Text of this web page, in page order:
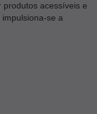
produtos acessíveis e
se a